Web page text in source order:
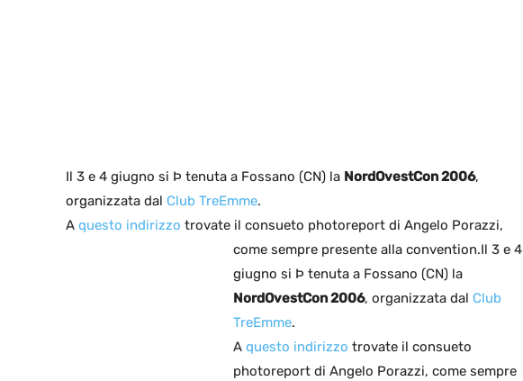
Il 3 e 4 giugno si Þ tenuta a Fossano (CN) la NordOvestCon 2006,
organizzata dal Club TreEmme.
A questo indirizzo trovate il consueto photoreport di Angelo Porazzi,
come sempre presente alla convention.Il 3 e 4
giugno si Þ tenuta a Fossano (CN) la
NordOvestCon 2006, organizzata dal Club
TreEmme.
A questo indirizzo trovate il consueto
photoreport di Angelo Porazzi, come sempre